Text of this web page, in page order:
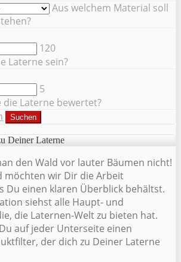
Aus welchem Material soll
120
Laterne sein?
5
Laterne bewertet?
Suchen
Deiner Laterne
den Wald vor lauter Bäumen nicht!
möchten wir Dir die Arbeit
Du einen klaren Überblick behältst.
siehst alle Haupt- und
die Laternen-Welt zu bieten hat.
auf jeder Unterseite einen
der dich zu Deiner Laterne